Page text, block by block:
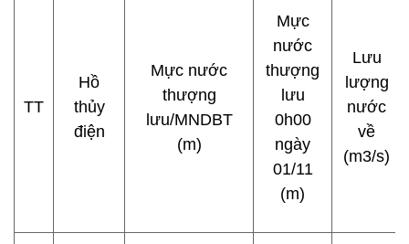
TT
Hồ
thủy
điện
Mực nước
thượng
lưu/MNDBT
(m)
Mực
nước
thượng
lưu
0h00
ngày
01/11
(m)
Lưu
lượng
nước
về
(m3/s)